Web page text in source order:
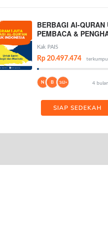
BERBAGI Al-QURAN
PEMBACA &
AL-QURAN
Kak PAIS
Rp 20.497.474 terkumpul
N B 162+ 4
SIAP SEDEKAH